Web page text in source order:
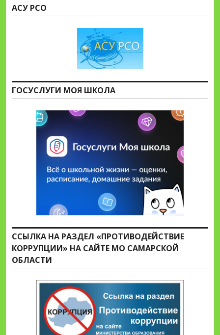
АСУ РСО
ГОСУСЛУГИ МОЯ ШКОЛА
ССЫЛКА НА РАЗДЕЛ «ПРОТИВОДЕЙСТВИЕ
КОРРУПЦИИ» НА САЙТЕ МО САМАРСКОЙ
ОБЛАСТИ